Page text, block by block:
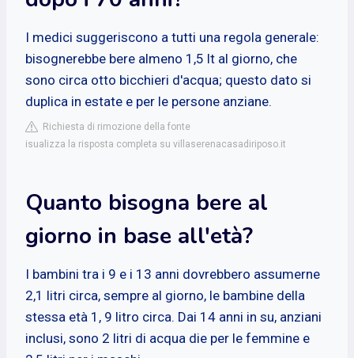
I medici suggeriscono a tutti una regola generale:
bisognerebbe bere almeno 1,5 lt al giorno, che
sono circa otto bicchieri d'acqua; questo dato si
duplica in estate e per le persone anziane.
Richiesta di rimozione della fonte
isualizza la risposta completa su villaserenacasadiriposo.it
Quanto bisogna bere al
giorno in base all'età?
I bambini tra i 9 e i 13 anni dovrebbero assumerne
2,1 litri circa, sempre al giorno, le bambine della
stessa età 1, 9 litro circa. Dai 14 anni in su, anziani
inclusi, sono 2 litri di acqua die per le femmine e